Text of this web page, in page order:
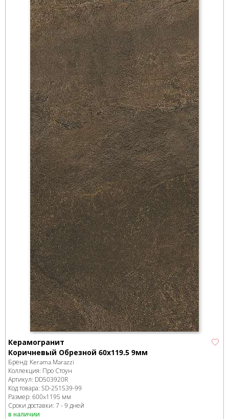
Керамогранит
Коричневый Обрезной 60x119.5 9мм
Бренд: Kerama Marazzi
Коллекция: Про Стоун
Артикул: DD503920R
Код товара: SD-251539-99
Размер: 600x1195 мм
Сроки доставки: 7 - 9 дней
в наличии